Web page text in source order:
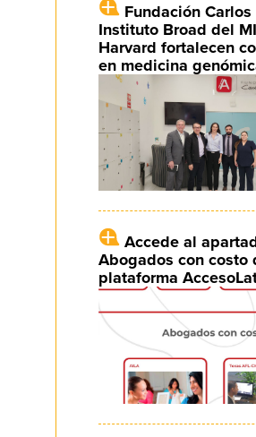
Fundación
Instituto Broad del
Harvard fortalecen
en medicina
Accede al
Abogados con costo
plataforma